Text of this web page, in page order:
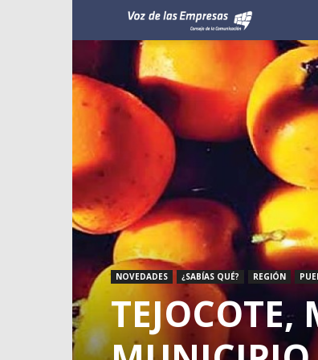
las
Empresas
NOVEDADES ¿SABÍAS QUÉ? REGIÓN